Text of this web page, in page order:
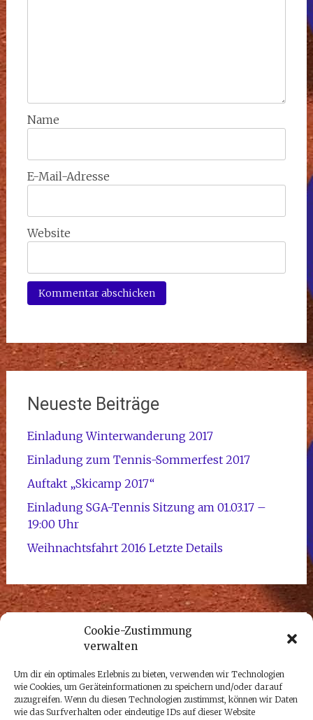
Cookie-Zustimmung
verwalten
Um dir ein optimales Erlebnis zu bieten, verwenden wir Technologien
wie Cookies, um Geräteinformationen zu speichern und/oder darauf
zuzugreifen. Wenn du diesen Technologien zustimmst, können wir Daten
wie das Surfverhalten oder eindeutige IDs auf dieser Website
Name
E-Mail-Adresse
Website
Neueste Beiträge
Einladung Winterwanderung 2017
Einladung zum Tennis-Sommerfest 2017
Auftakt „Skicamp 2017“
Einladung SGA-Tennis Sitzung am 01.03.17 –
19:00 Uhr
Weihnachtsfahrt 2016 Letzte Details
Anmelden
Eintrags-Feed